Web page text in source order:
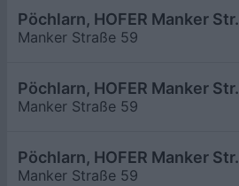
Pöchlarn, HOFER Manker Str.
Manker Straße 59
Pöchlarn, HOFER Manker Str.
Manker Straße 59
Pöchlarn, HOFER Manker Str.
Manker Straße 59